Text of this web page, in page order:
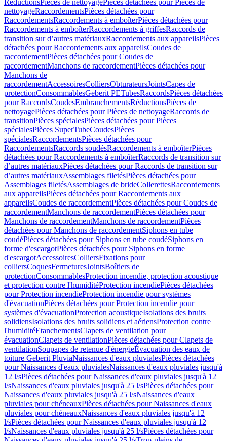
RéductionsPièces de nettoyagePièces détachées pour Pièces de
nettoyageRaccordementsPièces détachées pour
RaccordementsRaccordements à emboîterPièces détachées pour
Raccordements à emboîterRaccordements à griffesRaccords de
transition sur d’autres matériauxRaccordements aux appareilsPièces
détachées pour Raccordements aux appareilsCoudes de
raccordementPièces détachées pour Coudes de
raccordementManchons de raccordementPièces détachées pour
Manchons de
raccordementAccessoiresColliersObturateursJointsCapes de
protectionConsommablesGeberit PETubesRaccordsPièces détachées
pour RaccordsCoudesEmbranchementsRéductionsPièces de
nettoyagePièces détachées pour Pièces de nettoyageRaccords de
transitionPièces spécialesPièces détachées pour Pièces
spécialesPièces SuperTubeCoudesPièces
spécialesRaccordementsPièces détachées pour
RaccordementsRaccords soudésRaccordements à emboîterPièces
détachées pour Raccordements à emboîterRaccords de transition sur
d’autres matériauxPièces détachées pour Raccords de transition sur
d’autres matériauxAssemblages filetésPièces détachées pour
Assemblages filetésAssemblages de brideCollerettesRaccordements
aux appareilsPièces détachées pour Raccordements aux
appareilsCoudes de raccordementPièces détachées pour Coudes de
raccordementManchons de raccordementPièces détachées pour
Manchons de raccordementManchons de raccordementPièces
détachées pour Manchons de raccordementSiphons en tube
coudéPièces détachées pour Siphons en tube coudéSiphons en
forme d'escargotPièces détachées pour Siphons en forme
d'escargotAccessoiresColliersFixations pour
colliersCoquesFermeturesJointsBoîtiers de
protectionConsommablesProtection incendie, protection acoustique
et protection contre l'humiditéProtection incendiePièces détachées
pour Protection incendieProtection incendie pour systèmes
d'évacuationPièces détachées pour Protection incendie pour
systèmes d'évacuationProtection acoustiqueIsolations des bruits
solidiensIsolations des bruits solidiens et aériensProtection contre
l'humiditéEtanchementsClapets de ventilation pour
évacuationClapets de ventilationPièces détachées pour Clapets de
ventilationSoupapes de retenue d'énergieÉvacuation des eaux de
toiture Geberit PluviaNaissances d'eaux pluvialesPièces détachées
pour Naissances d'eaux pluvialesNaissances d'eaux pluviales jusqu'à
12 l/sPièces détachées pour Naissances d'eaux pluviales jusqu'à 12
l/sNaissances d'eaux pluviales jusqu'à 25 l/sPièces détachées pour
Naissances d'eaux pluviales jusqu'à 25 l/sNaissances d'eaux
pluviales pour chéneauxPièces détachées pour Naissances d'eaux
pluviales pour chéneauxNaissances d'eaux pluviales jusqu'à 12
l/sPièces détachées pour Naissances d'eaux pluviales jusqu'à 12
l/sNaissances d'eaux pluviales jusqu'à 25 l/sPièces détachées pour